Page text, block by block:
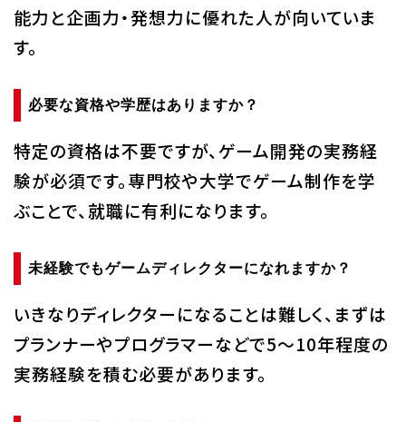
能力と企画力・発想力に優れた人が向いていま
す。
必要な資格や学歴はありますか？
特定の資格は不要ですが、ゲーム開発の実務経
験が必須です。専門校や大学でゲーム制作を学
ぶことで、就職に有利になります。
未経験でもゲームディレクターになれますか？
いきなりディレクターになることは難しく、まずは
プランナーやプログラマーなどで5～10年程度の
実務経験を積む必要があります。